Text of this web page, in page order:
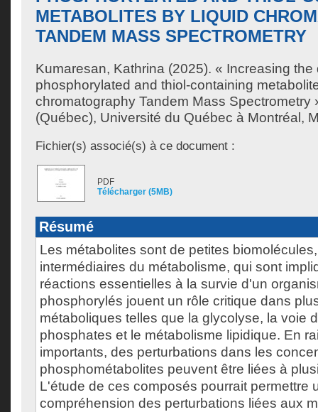
METABOLITES BY LIQUID
TANDEM MASS SPECTROMETRY
Kumaresan, Kathrina (2025). « Increasing the
phosphorylated and thiol-containing
chromatography Tandem Mass Spectrometry
(Québec), Université du Québec à Montréal,
Fichier(s) associé(s) à ce document :
PDF
Télécharger (5MB)
Résumé
Les métabolites sont de petites
intermédiaires du métabolisme, qui sont
réactions essentielles à la survie d'un
phosphorylés jouent un rôle critique dans
métaboliques telles que la glycolyse, la voie
phosphates et le métabolisme lipidique. En
importants, des perturbations dans les
phosphométabolites peuvent être liées à
L'étude de ces composés pourrait permettre
compréhension des perturbations liées aux